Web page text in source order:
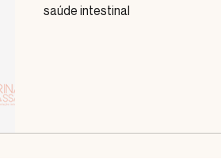
saúde intestinal